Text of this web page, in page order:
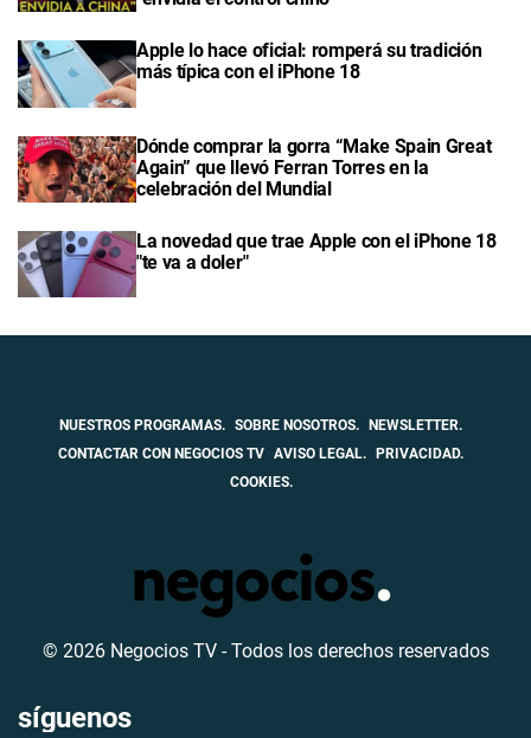
Apple lo hace oficial: romperá su tradición
más típica con el iPhone 18
Dónde comprar la gorra “Make Spain Great
Again” que llevó Ferran Torres en la
celebración del Mundial
La novedad que trae Apple con el iPhone 18
"te va a doler"
NUESTROS PROGRAMAS. SOBRE NOSOTROS.
NEWSLETTER.
CONTACTAR CON NEGOCIOS TV AVISO LEGAL.
PRIVACIDAD.
COOKIES.
© 2026 Negocios TV - Todos los derechos reservados
síguenos